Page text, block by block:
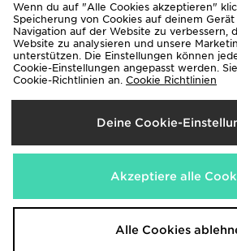
Lieferung Nach
Österreich
Wir akzeptieren folgende
Corporate Website
Wenn du auf "Alle Cookies akzeptieren"
Speicherung von Cookies auf deinem
Navigation auf der Website zu verbessern,
Website zu analysieren und unsere
unterstützen. Die Einstellungen können
Cookie-Einstellungen angepasst werden.
Cookie-Richtlinien an. Cookie Richtlinien
Deine Cookie-
Akzeptiere alle
Alle Cookies